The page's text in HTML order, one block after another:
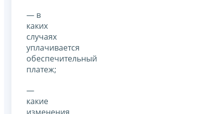
— в
каких
случаях
уплачивается
обеспечительный
платеж;
—
какие
изменения